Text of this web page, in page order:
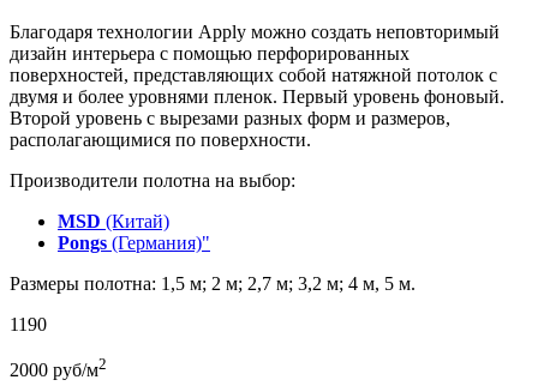
Благодаря технологии Apply можно создать неповторимый
дизайн интерьера с помощью перфорированных
поверхностей, представляющих собой натяжной потолок с
двумя и более уровнями пленок. Первый уровень фоновый.
Второй уровень с вырезами разных форм и размеров,
располагающимися по поверхности.
Производители полотна на выбор:
MSD (Китай)
Pongs (Германия)"
Размеры полотна: 1,5 м; 2 м; 2,7 м; 3,2 м; 4 м, 5 м.
1190
2000 руб/м2